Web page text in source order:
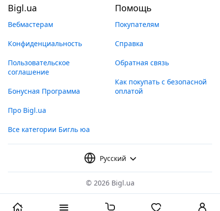
Bigl.ua
Вебмастерам
Конфиденциальность
Пользовательское
соглашение
Бонусная Программа
Про Bigl.ua
Все категории Бигль юа
Помощь
Покупателям
Справка
Обратная связь
Как покупать с безопасной
оплатой
Русский
© 2026 Bigl.ua